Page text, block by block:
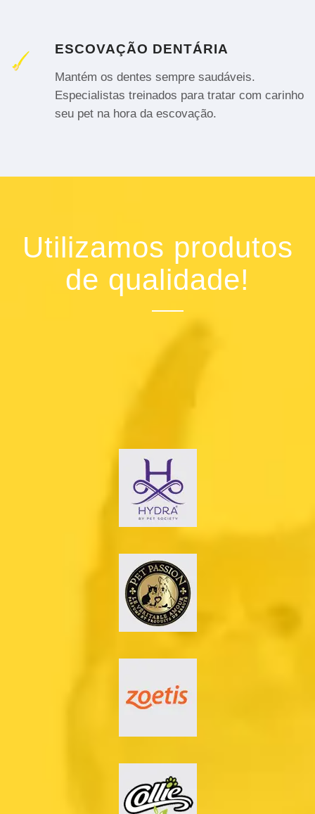
ESCOVAÇÃO DENTÁRIA
Mantém os dentes sempre saudáveis.
Especialistas treinados para tratar com carinho
seu pet na hora da escovação.
Utilizamos produtos
de qualidade!